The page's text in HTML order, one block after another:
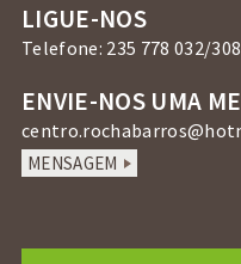
LIGUE-NOS
Telefone: 235 778 032/
ENVIE-NOS UMA
MENSAGEM